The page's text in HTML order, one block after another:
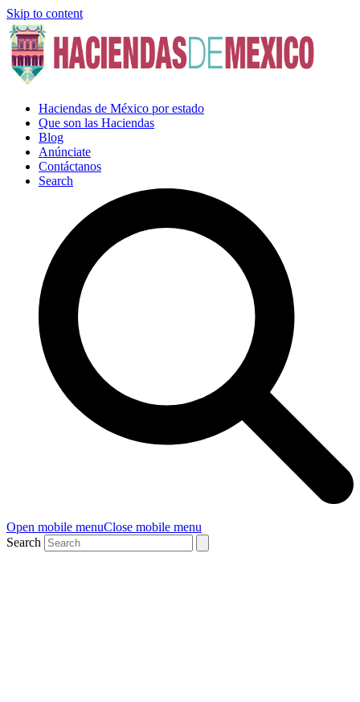
Skip to content
Haciendas de México por estado
Que son las Haciendas
Blog
Anúnciate
Contáctanos
Search
Open mobile menuClose mobile menu
Search